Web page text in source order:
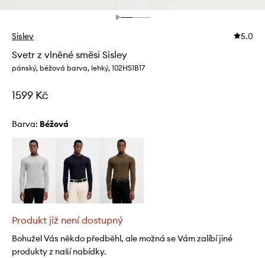
Sisley 5.0
Svetr z vlněné směsi Sisley
pánský, béžová barva, lehký, 102HS1B17
1599 Kč
Barva: béžová
Produkt již není dostupný
Bohužel Vás někdo předběhl, ale možná se Vám zalíbí jiné
produkty z naší nabídky.